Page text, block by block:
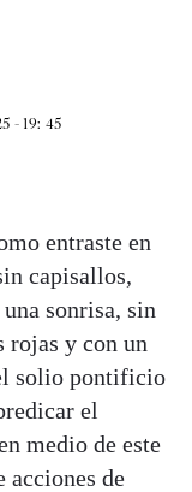
- 19: 45
entraste en
capisallos,
sonrisa, sin
rojas y con un
solio pontificio
el
medio de este
acciones de